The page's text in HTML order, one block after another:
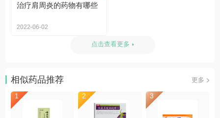
治疗肩周炎的药物有哪些
2022-06-02
点击查看更多
相似药品推荐 更多
1 2 3